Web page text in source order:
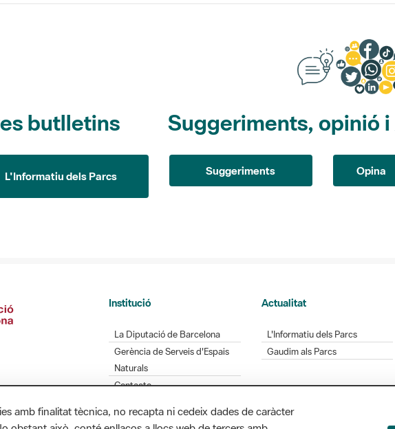
butlletins
L'Informatiu dels Parcs
Suggeriments, opinió i
Suggeriments Opina
Institució
La Diputació de Barcelona
Gerència de Serveis d'Espais
Naturals
Contacte
Actualitat
L'Informatiu dels Parcs
Gaudim als Parcs
amb finalitat tècnica, no recapta ni cedeix dades de caràcter